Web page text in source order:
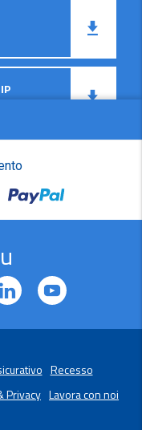
Recesso
Privacy Lavora con noi